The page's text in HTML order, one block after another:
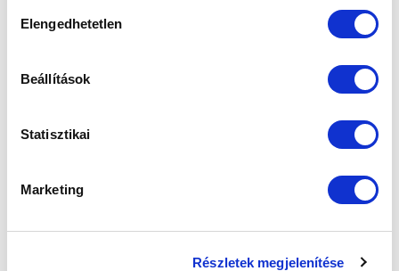
kiválasztása
Elengedhetetlen
Beállítások
Statisztikai
Marketing
Részletek megjelenítése